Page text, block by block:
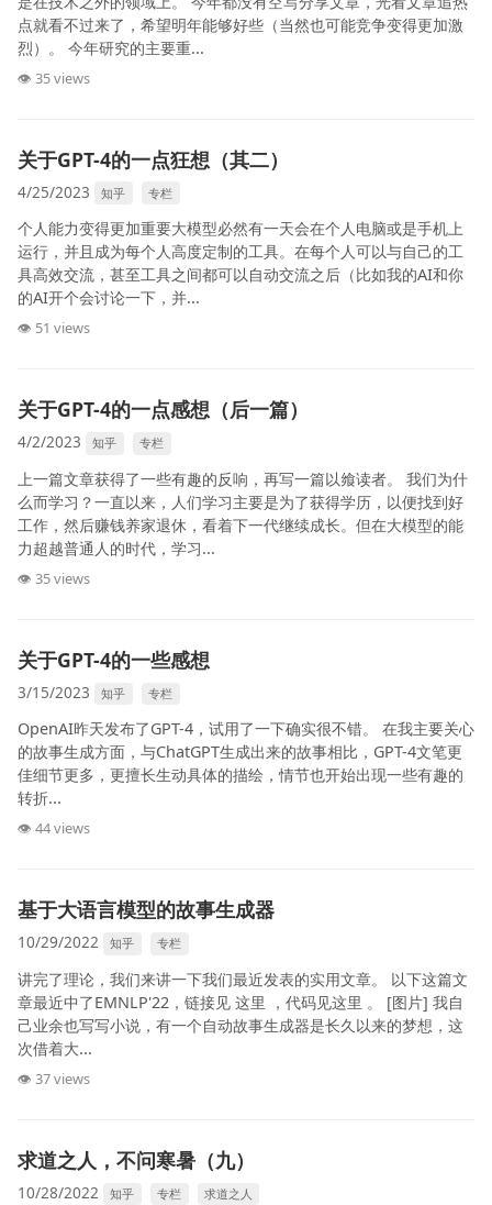
点就看不过来了，希望明年能够好些（当然也可能竞争变得更加激
烈）。 今年研究的主要重...
👁 35 views
关于GPT-4的一点狂想（其二）
4/25/2023 知乎 专栏
个人能力变得更加重要大模型必然有一天会在个人电脑或是手机上
运行，并且成为每个人高度定制的工具。在每个人可以与自己的工
具高效交流，甚至工具之间都可以自动交流之后（比如我的AI和你
的AI开个会讨论一下，并...
👁 51 views
关于GPT-4的一点感想（后一篇）
4/2/2023 知乎 专栏
上一篇文章获得了一些有趣的反响，再写一篇以飨读者。 我们为什
么而学习？一直以来，人们学习主要是为了获得学历，以便找到好
工作，然后赚钱养家退休，看着下一代继续成长。但在大模型的能
力超越普通人的时代，学习...
👁 35 views
关于GPT-4的一些感想
3/15/2023 知乎 专栏
OpenAI昨天发布了GPT-4，试用了一下确实很不错。 在我主要关心
的故事生成方面，与ChatGPT生成出来的故事相比，GPT-4文笔更
佳细节更多，更擅长生动具体的描绘，情节也开始出现一些有趣的
转折...
👁 44 views
基于大语言模型的故事生成器
10/29/2022 知乎 专栏
讲完了理论，我们来讲一下我们最近发表的实用文章。 以下这篇文
章最近中了EMNLP'22，链接见 这里 ，代码见这里 。 [图片] 我自
己业余也写写小说，有一个自动故事生成器是长久以来的梦想，这
次借着大...
👁 37 views
求道之人，不问寒暑（九）
10/28/2022 知乎 专栏 求道之人